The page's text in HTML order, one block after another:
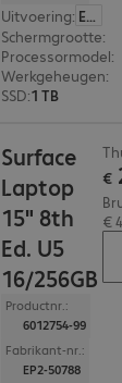
Uitvoering: Europa
Schermgrootte:
Processormodel:
Werkgeheugen:
SSD:1 TB
Surface
Laptop
15" 8th
Ed. U5
16/256GB
Productnr.:
6012754-99
Fabrikant-nr.:
EP2-50788
€
€